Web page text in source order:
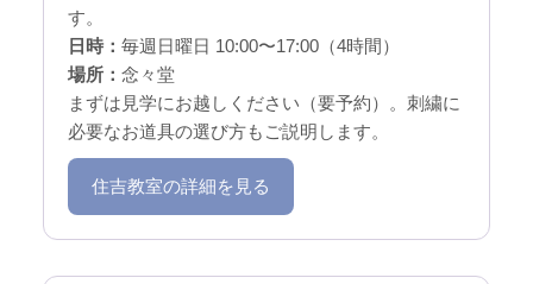
す。
日時： 毎週日曜日 10:00〜17:00（4時間）
場所： 念々堂
まずは見学にお越しください（要予約）。刺繍に
必要なお道具の選び方もご説明します。
住吉教室の詳細を見る